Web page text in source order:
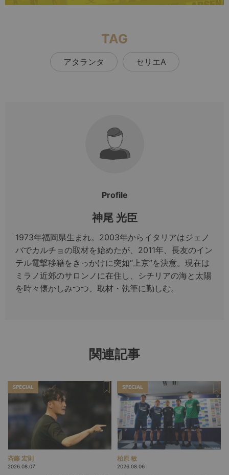
TAG
アタランタ セリエA
Profile
神尾 光臣
1973年福岡県生まれ。2003年からイタリアはジェノ
バでカルチョの取材を始めたが、2011年、長友のイン
テル電撃移籍をきっかけに突如“上京”を決意。現在は
ミラノ近郊のサロンノに在住し、シチリアの海と太陽
を時々懐かしみつつ、取材・執筆に勤しむ。
関連記事
SPECIAL
斉藤 宏則
2026.08.07
SPECIAL
柏原 敏
2026.08.06